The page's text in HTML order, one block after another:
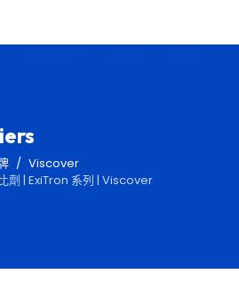
Viscover
劑 | ExiTron 系列 | Viscover